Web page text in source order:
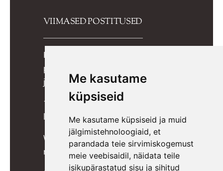
Me kasutame
küpsiseid
Me kasutame küpsiseid ja muid
jälgimistehnoloogiaid, et
parandada teie sirvimiskogemust
meie veebisaidil, näidata teile
isikupärastatud sisu ja sihitud
VIIMASED POSTITUSED
Kuidas valida lapsele õiged
potitreeningupüksid? Praktiline
juhend lapsevanemale
10 lõbusat mängu, mis toetavad
lapse kognitiivset arengut
Wigiwama kott-toolid, pehmed
mänguklotsid ja mööbel lastele